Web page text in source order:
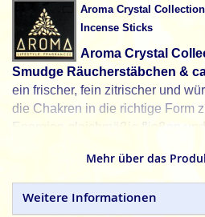
Aroma Crystal
Incense Sticks
Aroma Crystal
Smudge Räucherstäbchen &
ein frischer, fein zitrischer und
die Chakren in die richtige Form
Energien gleichmäßig fließen
bewusst und gewähre dem Geist
nehmen. Der Körper ist die
untersteht im direkt. Dein fester
Mehr über das
Weitere Informationen